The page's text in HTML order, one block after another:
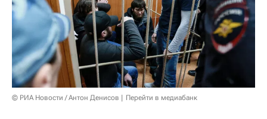
© РИА Новости / Антон Денисов Перейти в медиабанк